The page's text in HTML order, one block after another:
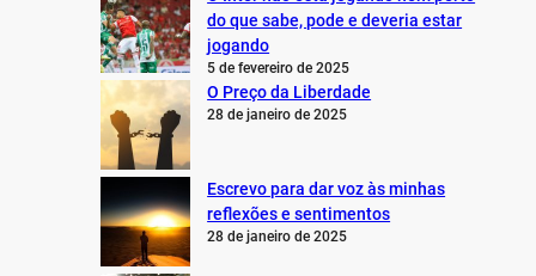
do que sabe, pode e deveria estar
jogando
5 de fevereiro de 2025
O Preço da Liberdade
28 de janeiro de 2025
reflexões e sentimentos
28 de janeiro de 2025